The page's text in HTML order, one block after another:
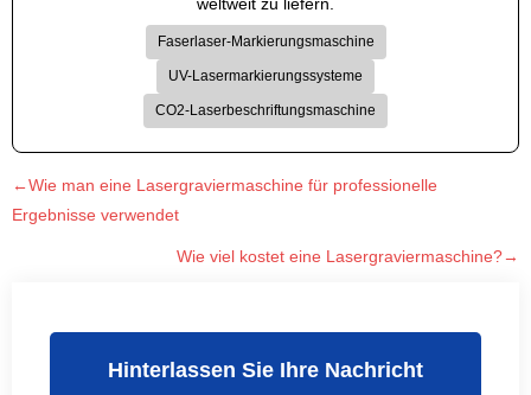
weltweit zu liefern.
Faserlaser-Markierungsmaschine
UV-Lasermarkierungssysteme
CO2-Laserbeschriftungsmaschine
←Wie man eine Lasergraviermaschine für professionelle
Ergebnisse verwendet
Wie viel kostet eine Lasergraviermaschine?→
Hinterlassen Sie Ihre Nachricht